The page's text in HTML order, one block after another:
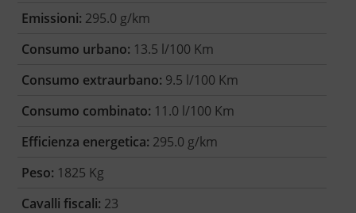
Emissioni: 295.0 g/km
Consumo urbano: 13.5 l/100 Km
Consumo extraurbano: 9.5 l/100 Km
Consumo combinato: 11.0 l/100 Km
Efficienza energetica: 295.0 g/km
Peso: 1825 Kg
Cavalli fiscali: 23